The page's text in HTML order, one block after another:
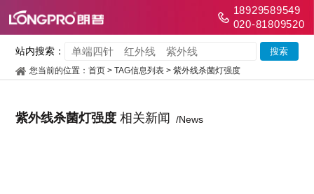
18929589549
020-81809520
站内搜索：
您当前的位置：首页 > TAG信息列表 > 紫外线杀菌灯强度
紫外线杀菌灯强度相关新闻 /News